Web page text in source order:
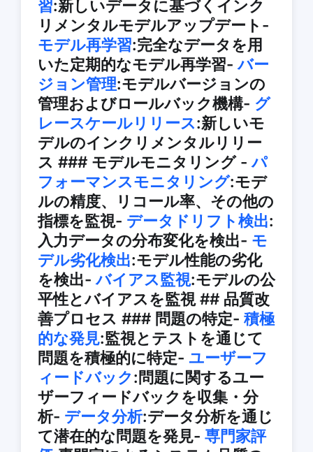
習:新しいデータに基づくインク
リメンタルモデルアップデート-
モデル再学習:完全なデータを用
いた定期的なモデル再学習-バー
ジョン管理:モデルバージョンの
管理およびロールバック機構- グ
レースケールリリース:新しいモ
デルのインクリメンタルリリー
ス ### モデルモニタリング -パ
フォーマンスモニタリング:モデ
ルの精度、リコール率、その他の
指標を監視- データドリフト検出:
入力データの分布変化を検出- モ
デル劣化検出:モデル性能の劣化
を検出-バイアス監視:モデルの公
平性とバイアスを監視 ## 品質改
善プロセス ### 問題の特定- 積極
的な発見:監視とテストを通じて
問題を積極的に特定- ユーザーフ
ィードバック:問題に関するユー
ザーフィードバックを収集・分
析- データ分析:データ分析を通じ
て潜在的な問題を発見- 専門家評